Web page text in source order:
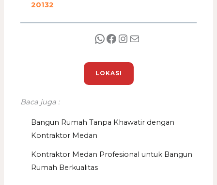
20132
LOKASI
Baca juga :
Bangun Rumah Tanpa Khawatir dengan
Kontraktor Medan
Kontraktor Medan Profesional untuk Bangun
Rumah Berkualitas